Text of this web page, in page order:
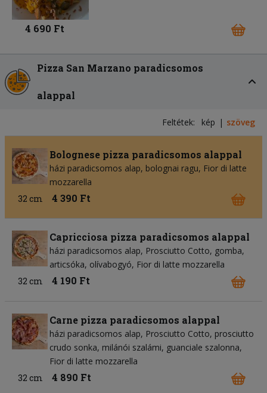
4 690 Ft
Pizza San Marzano paradicsomos
alappal
Feltétek: kép szöveg
Bolognese pizza paradicsomos alappal
házi paradicsomos alap bolognai ragu Fior di latte
mozzarella
32 cm
4 390 Ft
Capricciosa pizza paradicsomos alappal
házi paradicsomos alap Prosciutto Cotto gomba
articsóka olívabogyó Fior di latte mozzarella
32 cm
4 190 Ft
Carne pizza paradicsomos alappal
házi paradicsomos alap Prosciutto Cotto prosciutto
crudo sonka milánói szalámi guanciale szalonna
Fior di latte mozzarella
32 cm
4 890 Ft